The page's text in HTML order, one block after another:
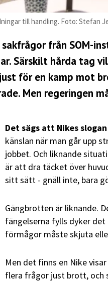
till handling. Foto: Stefan
sakfrågor från
Särskilt hårda tag
för en kamp mot
Men regeringen
Det sägs att Nikes slogan
känslan när man går upp
jobbet. Och liknande
är att dra täcket över
sitt sätt - gnäll inte, bara
Gängbrotten är liknande.
fängelserna fylls dyker det
förmågor måste skjuta
Men det finns en Nike
flera frågor just brott, och